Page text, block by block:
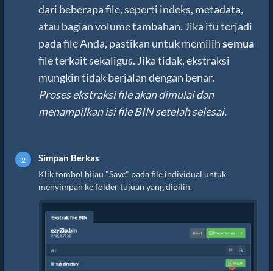
dari beberapa file, seperti indeks, metadata,
atau bagian volume tambahan. Jika itu terjadi
pada file Anda, pastikan untuk memilihsemua
file terkait sekaligus. Jika tidak, ekstraksi
mungkin tidak berjalan dengan benar.
Proses ekstraksi file akan dimulai dan
menampilkan isi file BIN setelah selesai.
Simpan Berkas
Klik tombol hijau "Save" pada file individual untuk
menyimpan ke folder tujuan yang dipilih.